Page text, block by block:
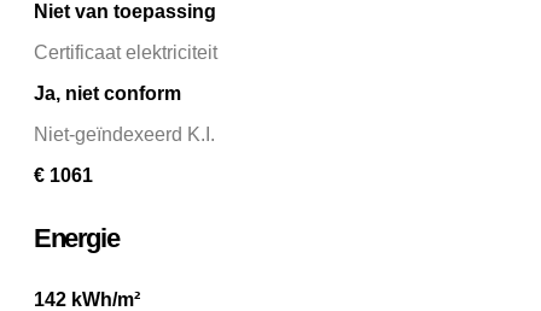
Niet van toepassing
Certificaat elektriciteit
Ja, niet conform
Niet-geïndexeerd K.I.
€ 1061
Energie
142 kWh/m²